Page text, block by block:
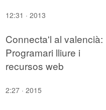
12:31 · 2013
Connecta'l al valencià:
Programari lliure i
recursos web
2:27 · 2015